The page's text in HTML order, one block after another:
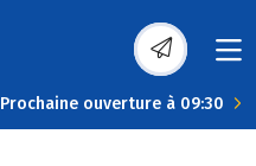
Prochaine ouverture à 09:30